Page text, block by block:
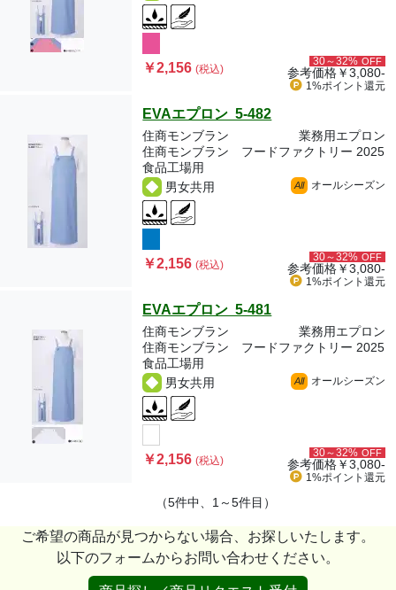
￥2,156(税込)
30～32% OFF
参考価格￥3,080-
1%ポイント 還元
EVAエプロン 5-482
住商モンブラン
業務用エプロン
住商モンブラン フードファクトリー 2025
食品工場用
男女共用
All オールシーズン
￥2,156(税込)
30～32% OFF
参考価格￥3,080-
1%ポイント 還元
EVAエプロン 5-481
住商モンブラン
業務用エプロン
住商モンブラン フードファクトリー 2025
食品工場用
男女共用
All オールシーズン
￥2,156(税込)
30～32% OFF
参考価格￥3,080-
1%ポイント 還元
（5件中、1～5件目）
ご希望の商品が見つからない場合、お探しいたします。
以下のフォームからお問い合わせください。